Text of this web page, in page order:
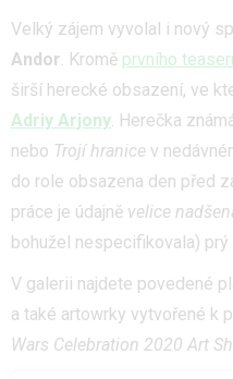
Velký zájem vyvolal i nový
Andor. Kromě prvního
širší herecké obsazení, ve
Adriy Arjony. Herečka
nebo Trojí hranice v
do role obsazena den před
práce je údajně velice
bohužel nespecifikovala) prý
V galerii najdete povedené
a také artowrky vytvořené k
Wars Celebration 2020 Art